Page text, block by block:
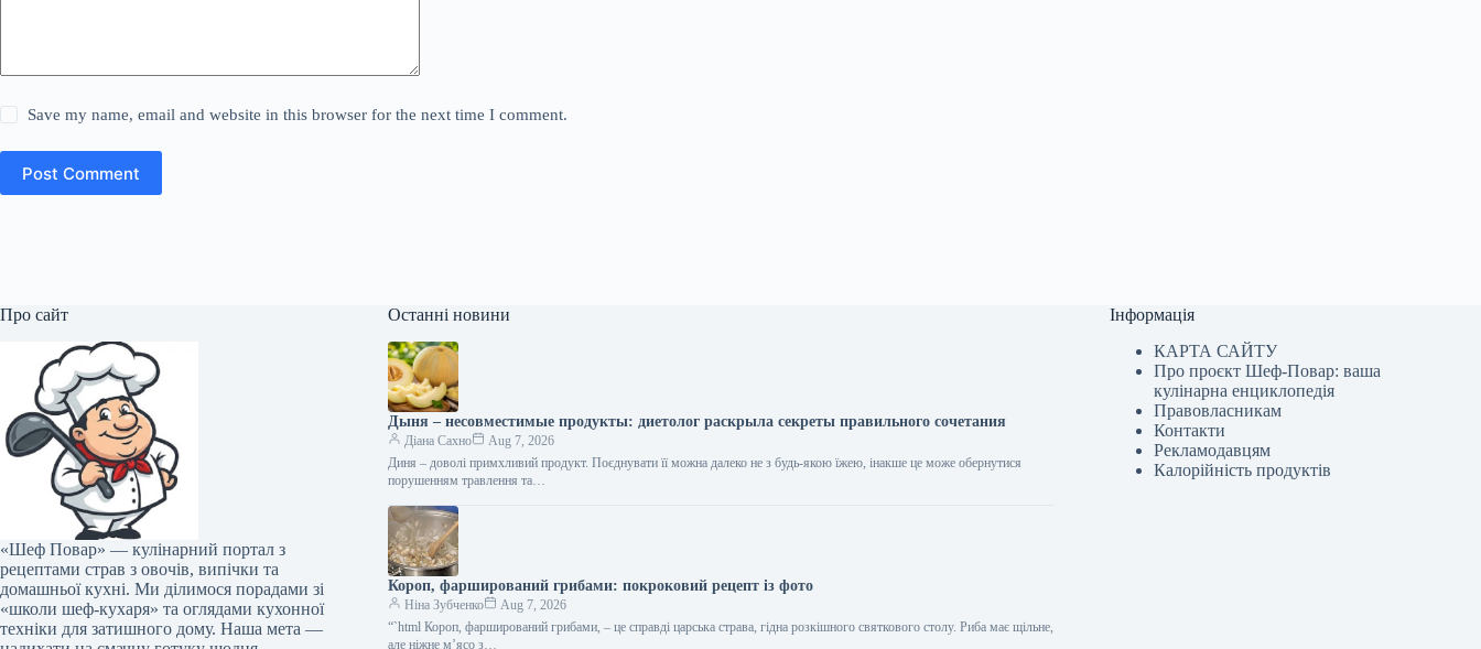
Save my name, email and website in this browser for the next time I comment.
Post Comment
Про сайт
«Шеф Повар» — кулінарний портал з
рецептами страв з овочів, випічки та
домашньої кухні. Ми ділимося порадами зі
«школи шеф-кухаря» та оглядами кухонної
техніки для затишного дому. Наша мета —
Останні новини
Дыня – несовместимые продукты: диетолог раскрыла секреты правильного сочетания
Діана Сахно
Aug 7, 2026
Диня – доволі примхливий продукт. Поєднувати її можна далеко не з будь-якою їжею, інакше це може обернутися
порушенням травлення та…
Короп, фарширований грибами: покроковий рецепт із фото
Ніна Зубченко
Aug 7, 2026
“`html Короп, фарширований грибами, – це справді царська страва, гідна розкішного святкового столу. Риба має щільне,
але ніжне м’ясо з…
Інформація
КАРТА САЙТУ
Про проєкт Шеф-Повар: ваша
кулінарна енциклопедія
Правовласникам
Контакти
Рекламодавцям
Калорійність продуктів